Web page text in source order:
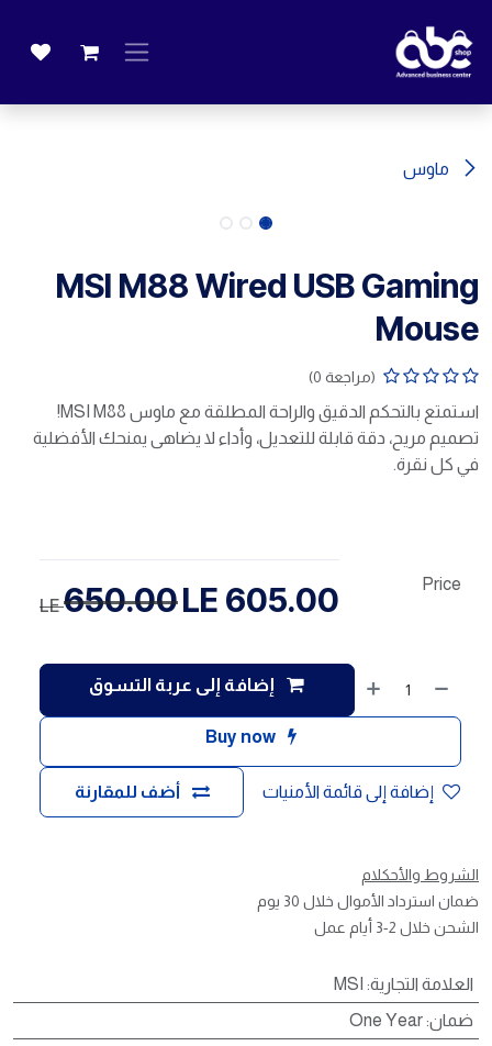
ماوس
MSI M88 Wired USB Gaming
Mouse
(مراجعة 0)
استمتع بالتحكم الدقيق والراحة المطلقة مع ماوس MSI M88!
تصميم مريح، دقة قابلة للتعديل، وأداء لا يضاهى يمنحك الأفضلية
في كل نقرة.
إضافة إلى عربة التسوق
Buy now
أضف للمقارنة إضافة إلى قائمة الأمنيات
Price
605.00
650.00
LE
الشروط والأحكلام
ضمان استرداد الأموال خلال 30 يوم
الشحن خلال 2-3 أيام عمل
العلامة التجارية:
MSI
ضمان:
One Year